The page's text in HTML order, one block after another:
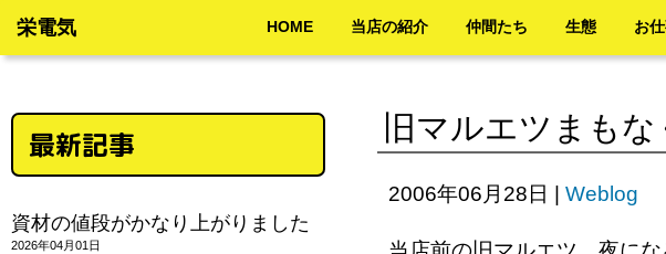
栄電気 HOME 当店の紹介 仲間たち 生態 お
旧マルエツまも
2006年06月28日 Weblog
最新記事
資材の値段がかなり上がりました
2026年04月01日